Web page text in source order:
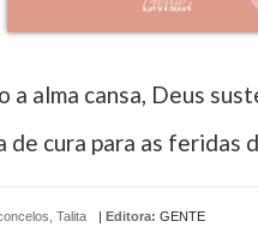
a alma cansa, Deus
de cura para as feridas
Talita Editora: GENTE